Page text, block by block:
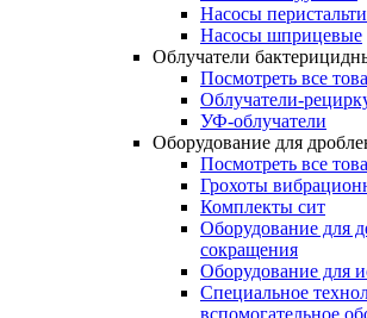
Насосы
Насосы шприцевые
Облучатели
Посмотреть все
Облучатели-
УФ-облучатели
Оборудование для
Посмотреть все
Грохоты
Комплекты сит
Оборудование для
сокращения
Оборудование для
Специальное
вспомогательное